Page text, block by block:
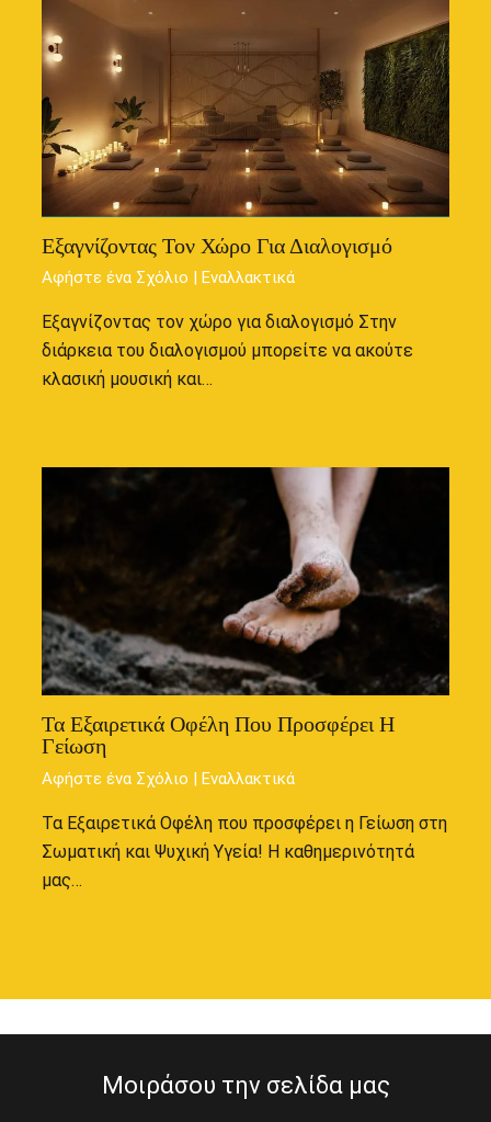
Εξαγνίζοντας Τον Χώρο Για Διαλογισμό
Αφήστε ένα Σχόλιο Εναλλακτικά
Εξαγνίζοντας τον χώρο για διαλογισμό Στην
διάρκεια του διαλογισμού μπορείτε να ακούτε
κλασική μουσική και…
Τα Εξαιρετικά Οφέλη Που Προσφέρει Η
Γείωση
Αφήστε ένα Σχόλιο |Εναλλακτικά
Τα Εξαιρετικά Οφέλη που προσφέρει η Γείωση στη
Σωματική και Ψυχική Υγεία! Η καθημερινότητά
μας…
Μοιράσου την σελίδα μας